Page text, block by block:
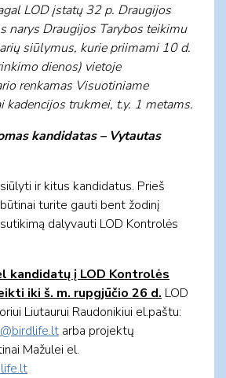
LOD įstatų 32 p. Draugijos
narys Draugijos Tarybos teikimu
siūlymus, kurie priimami 10 d.
dienos) vietoje
renkamas Visuotiniame
trukmei, t.y. 1 metams.
kandidatas – Vytautas
ir kitus kandidatus. Prieš
turite gauti bent žodinį
dalyvauti LOD Kontrolės
kandidatų į LOD Kontrolės
iki š. m. rupgjūčio 26 d. LOD
Liutaurui Raudonikiui el.paštu:
arba projektų
Mažulei el.